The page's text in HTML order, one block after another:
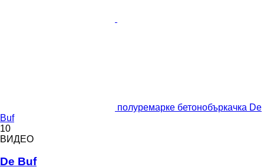
полуремарке бетонобъркачка De
Buf
10
ВИДЕО
De Buf